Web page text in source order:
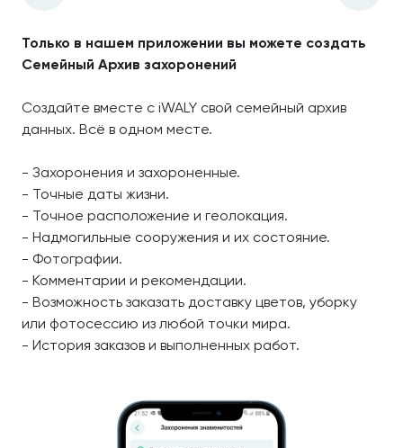
Только в нашем приложении вы можете создать
Семейный Архив захоронений
Создайте вместе с iWALY свой семейный архив
данных. Всё в одном месте.
- Захоронения и захороненные.
- Точные даты жизни.
- Точное расположение и геолокация.
- Надмогильные сооружения и их состояние.
- Фотографии.
- Комментарии и рекомендации.
- Возможность заказать доставку цветов, уборку
или фотосессию из любой точки мира.
- История заказов и выполненных работ.